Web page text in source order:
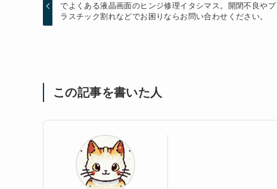
でよくある液晶画面のヒンジ修理イタシマス。開閉不良やプ
ラスチック割れなどでお困りならお問い合わせください。
この記事を書いた人